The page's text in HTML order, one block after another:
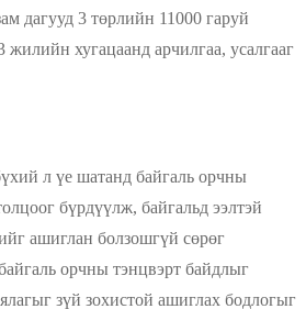
дагууд 3 төрлийн 11000 гаруй
хугацаанд арчилгаа, усалгааг
л үе шатанд байгаль орчны
бүрдүүлж, байгальд ээлтэй
ашиглан болзошгүй сөрөг
орчны тэнцвэрт байдлыг
зүй зохистой ашиглах бодлогыг